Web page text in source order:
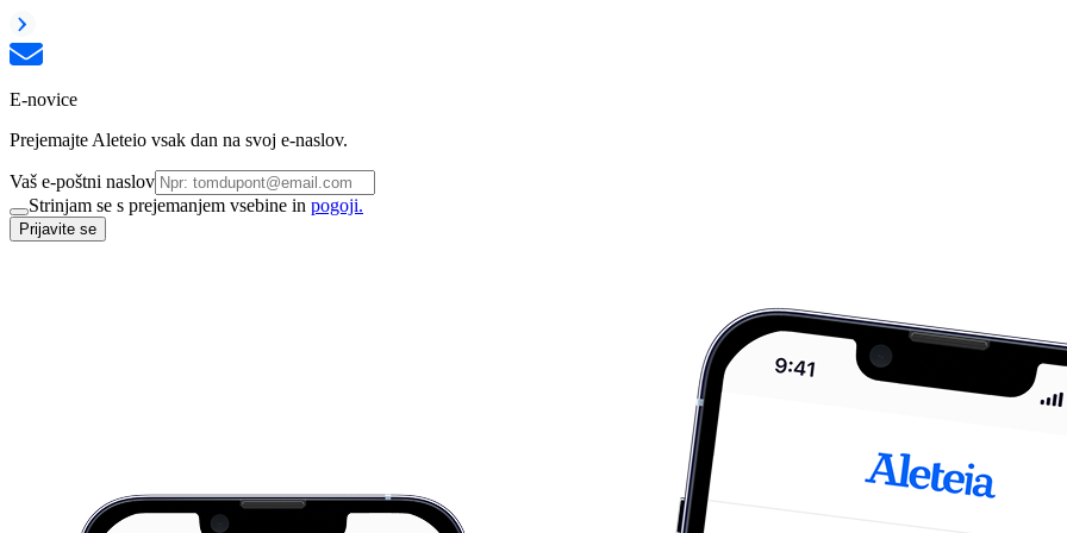
E-novice
Prejemajte Aleteio vsak dan na svoj e-naslov.
Vaš e-poštni naslov
Strinjam se s prejemanjem vsebine in pogoji.
Prijavite se